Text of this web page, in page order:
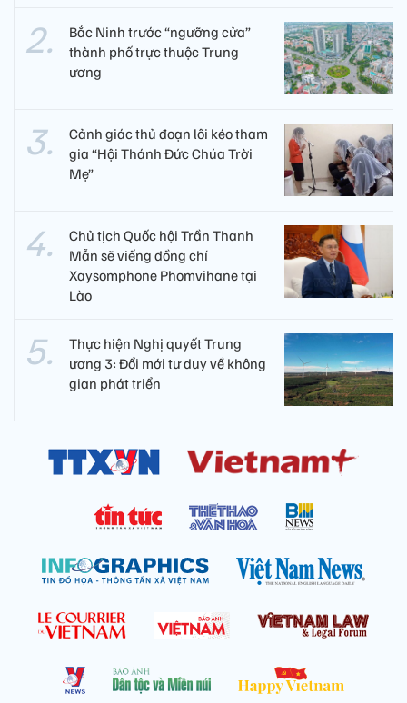
Bắc Ninh trước “ngưỡng cửa”
thành phố trực thuộc Trung
ương
Cảnh giác thủ đoạn lôi kéo tham
gia “Hội Thánh Đức Chúa Trời
Mẹ”
Chủ tịch Quốc hội Trần Thanh
Mẫn sẽ viếng đồng chí
Xaysomphone Phomvihane tại
Lào
Thực hiện Nghị quyết Trung
ương 3: Đổi mới tư duy về không
gian phát triển